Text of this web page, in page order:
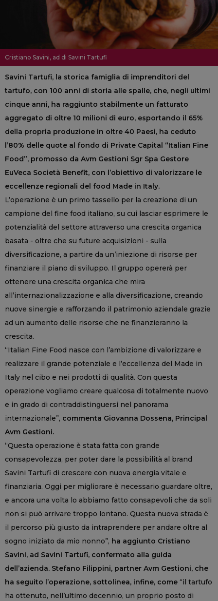
Cristiano Savini, ad di Savini Tartufi
Savini Tartufi, la storica famiglia di imprenditori del
tartufo, con 100 anni di storia alle spalle, che, negli ultimi
cinque anni, ha raggiunto stabilmente un fatturato
aggregato di oltre 10 milioni di euro, esportando il 65%
della propria produzione in oltre 40 Paesi, ha ceduto
l’80% delle quote al fondo di Private Capital “Italian Fine
Food”, promosso da Avm Gestioni Sgr Spa Gestore
EuVeca Società Benefit, con l’obiettivo di valorizzare le
eccellenze regionali del food Made in Italy.
L’operazione è un primo tassello per la creazione di un
campione del fine food italiano, su cui lasciar esprimere le
potenzialità del settore attraverso una crescita organica
basata - oltre che su future acquisizioni - sulla
diversificazione, a partire da un’iniezione di risorse per
finanziare il piano di sviluppo. Il gruppo opererà per
ottenere una crescita organica che mira
all’internazionalizzazione e alla diversificazione, creando
nuove sinergie e rafforzando il patrimonio aziendale grazie
ad un aumento delle risorse che ne finanzieranno la
crescita.
“Italian Fine Food nasce con l’ambizione di valorizzare e
realizzare il grande potenziale e l’eccellenza del Made in
Italy nel cibo e nei prodotti di qualità. Con questa
operazione vogliamo creare qualcosa di totalmente nuovo
e in grado di contraddistinguersi nel panorama
internazionale”, commenta Giovanna Dossena, Principal
Avm Gestioni.
“Questa operazione è stata fatta con grande
consapevolezza, per poter dare la possibilità al brand
Savini Tartufi di crescere con nuova energia vitale e
finanziaria. Oggi per migliorare è necessario guardare oltre,
e ancora una volta lo abbiamo fatto consapevoli che da soli
non si può arrivare troppo lontano. Questa nuova strada è
il percorso più giusto da intraprendere per andare oltre al
sogno iniziato da mio nonno”, ha aggiunto Cristiano
Savini, ad Savini Tartufi, confermato alla guida
dell’azienda. Stefano Filippini, partner Avm Gestioni, che
ha seguito l’operazione, sottolinea, infine, come “il tartufo
ha ottenuto, nell’ultimo decennio, un proprio posto di